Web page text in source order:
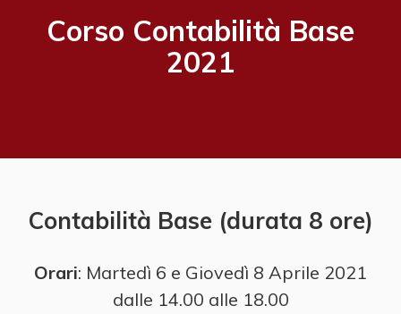
Corso Contabilità Base
2021
Contabilità Base (durata 8 ore)
Orari: Martedì 6 e Giovedì 8 Aprile 2021
dalle 14.00 alle 18.00